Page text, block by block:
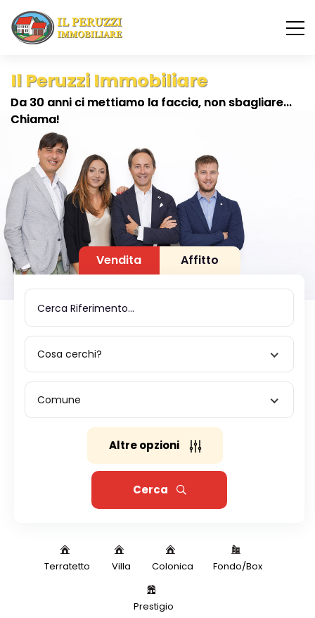
Il Peruzzi Immobiliare
Da 30 anni ci mettiamo la faccia, non sbagliare...
Chiama!
Vendita Affitto
Cosa cerchi?
Comune
Altre opzioni
Cerca
Terratetto Villa Colonica Fondo/Box
Prestigio